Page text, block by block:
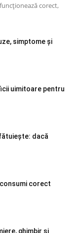
corect,
simptome și
uimitoare pentru
dacă
corect
ghimbir și